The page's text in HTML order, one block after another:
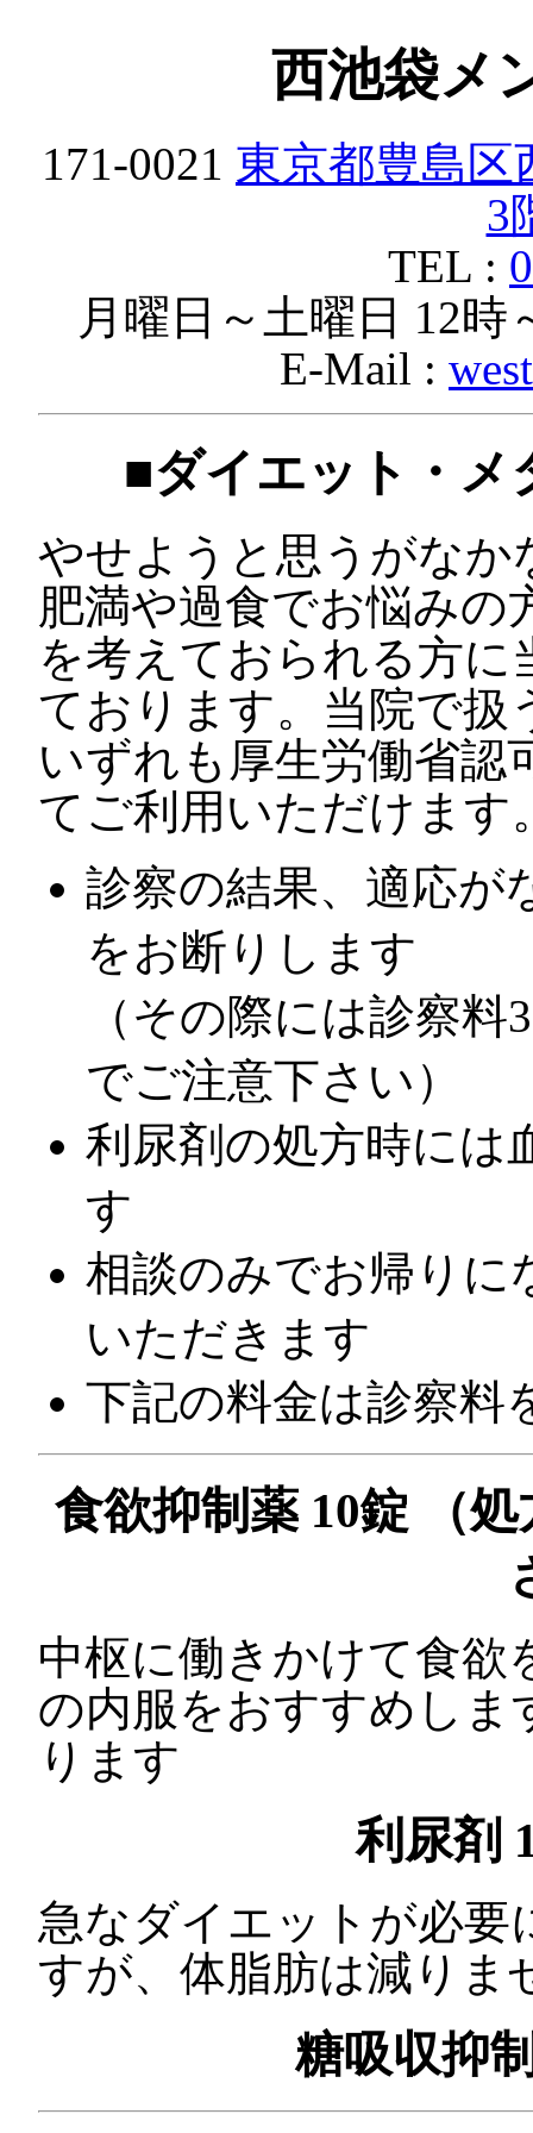
西池袋メ
171-0021 東京都豊島区
3
TEL :
月曜日～土曜日 12
E-Mail :
■ダイエット・メ
やせようと思うがな
肥満や過食でお悩みの
を考えておられる方に
ております。当院で扱
いずれも厚生労働省認
てご利用いただけます
診察の結果、適応が
をお断りします
（その際には診察
でご注意下さい）
利尿剤の処方時には
す
相談のみでお帰りに
いただきます
下記の料金は診察料
食欲抑制薬 10錠 （
中枢に働きかけて食欲
の内服をおすすめしま
ります
利尿剤
急なダイエットが必要
すが、体脂肪は減りま
糖吸収抑